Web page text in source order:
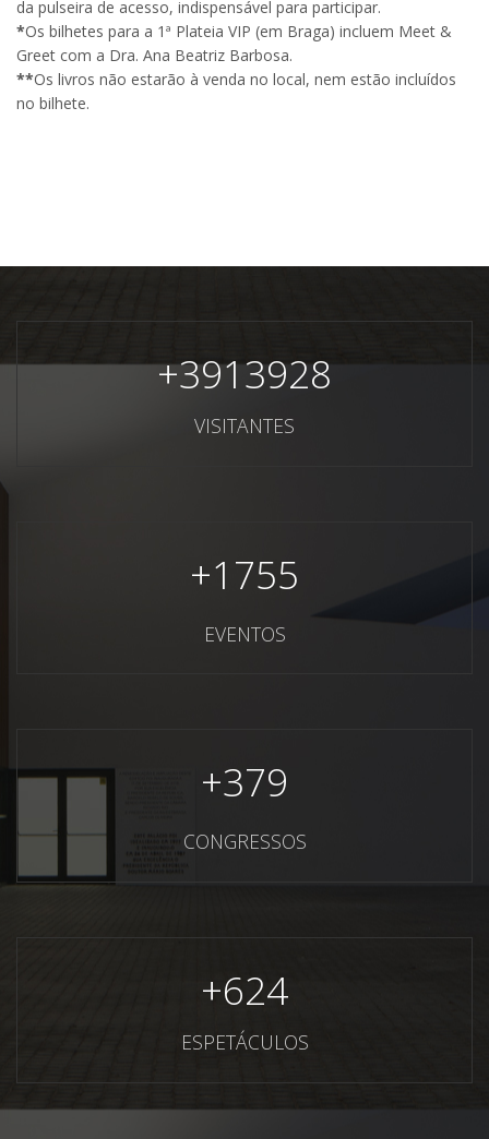
da pulseira de acesso, indispensável para participar.
*Os bilhetes para a 1ª Plateia VIP (em Braga) incluem Meet &
Greet com a Dra. Ana Beatriz Barbosa.
**Os livros não estarão à venda no local, nem estão incluídos
no bilhete.
+3913928
VISITANTES
+1755
EVENTOS
+379
CONGRESSOS
+624
ESPETÁCULOS